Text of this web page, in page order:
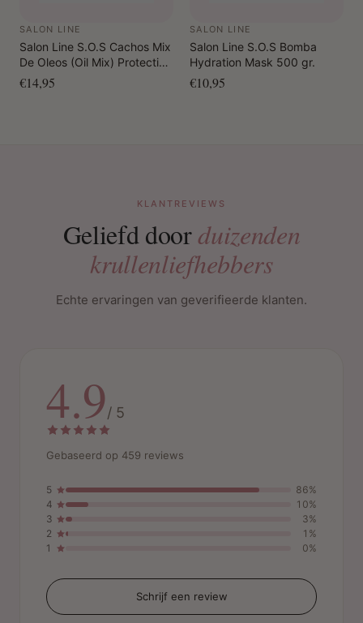
SALON LINE
Salon Line S.O.S Cachos Mix
De Oleos (Oil Mix) Protective
Oil 100 ml
€14,95
SALON LINE
Salon Line S.O.S Bomba
Hydration Mask 500 gr.
€10,95
KLANTREVIEWS
Geliefd doorduizenden
krullenliefhebbers
Echte ervaringen van geverifieerde klanten.
4.9/ 5
Gebaseerd op 459 reviews
5
86%
4
10%
3
3%
2
1%
1
0%
Schrijf een review